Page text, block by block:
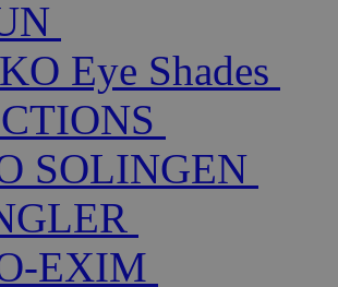
Eye Shades
SOLINGEN
EXIM